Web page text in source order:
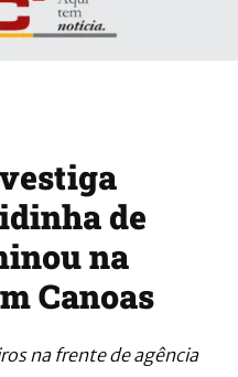
de
na
Canoas
na frente de agência